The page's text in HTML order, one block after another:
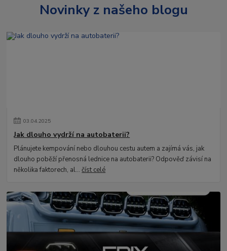
Novinky z našeho blogu
03.04.2025
Jak dlouho vydrží na autobaterii?
Plánujete kempování nebo dlouhou cestu autem a zajímá vás, jak
dlouho poběží přenosná lednice na autobaterii? Odpověď závisí na
několika faktorech, al...číst celé